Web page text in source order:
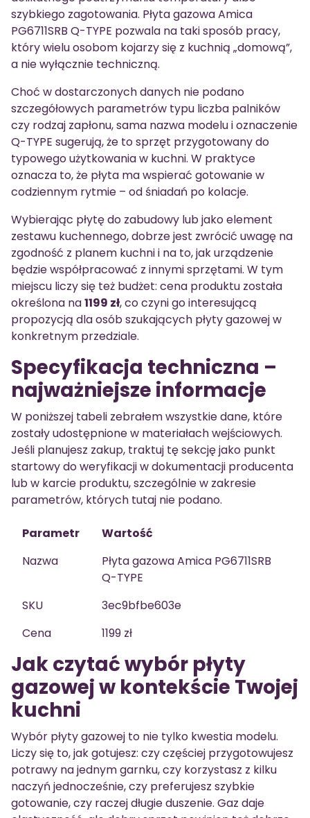
szybkiego zagotowania. Płyta gazowa Amica
PG6711SRB Q-TYPE pozwala na taki sposób pracy,
który wielu osobom kojarzy się z kuchnią „domową”,
a nie wyłącznie techniczną.
Choć w dostarczonych danych nie podano
szczegółowych parametrów typu liczba palników
czy rodzaj zapłonu, sama nazwa modelu i oznaczenie
Q-TYPE sugerują, że to sprzęt przygotowany do
typowego użytkowania w kuchni. W praktyce
oznacza to, że płyta ma wspierać gotowanie w
codziennym rytmie – od śniadań po kolacje.
Wybierając płytę do zabudowy lub jako element
zestawu kuchennego, dobrze jest zwrócić uwagę na
zgodność z planem kuchni i na to, jak urządzenie
będzie współpracować z innymi sprzętami. W tym
miejscu liczy się też budżet: cena produktu została
określona na1199 zł, co czyni go interesującą
propozycją dla osób szukających płyty gazowej w
konkretnym przedziale.
Specyfikacja techniczna –
najważniejsze informacje
W poniższej tabeli zebrałem wszystkie dane, które
zostały udostępnione w materiałach wejściowych.
Jeśli planujesz zakup, traktuj tę sekcję jako punkt
startowy do weryfikacji w dokumentacji producenta
lub w karcie produktu, szczególnie w zakresie
parametrów, których tutaj nie podano.
Parametr
Wartość
Nazwa
Płyta gazowa Amica PG6711SRB
Q-TYPE
SKU
3ec9bfbe603e
Cena
1199 zł
Jak czytać wybór płyty
gazowej w kontekście Twojej
kuchni
Wybór płyty gazowej to nie tylko kwestia modelu.
Liczy się to, jak gotujesz: czy częściej przygotowujesz
potrawy na jednym garnku, czy korzystasz z kilku
naczyń jednocześnie, czy preferujesz szybkie
gotowanie, czy raczej długie duszenie. Gaz daje